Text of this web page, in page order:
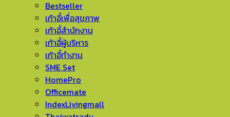
Bestseller
เก้าอี้เพื่อสุขภาพ
เก้าอี้สำนักงาน
เก้าอี้ผู้บริหาร
เก้าอี้ทำงาน
SME Set
HomePro
Officemate
IndexLivingmall